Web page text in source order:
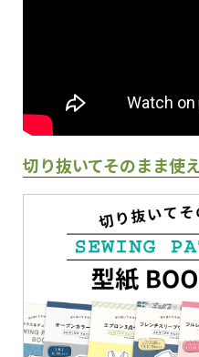
切り抜いてそのまま使